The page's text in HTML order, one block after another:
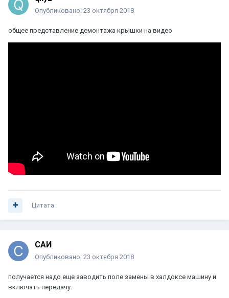
Опубликовано: 23 октября 2018
общее представление демонтажа крышки на видео
Цитата
САИ
Опубликовано: 23 октября 2018
получается надо еще заводить поле замены в халдоксе машину и
включать передачу.